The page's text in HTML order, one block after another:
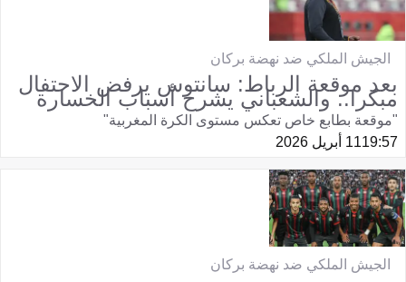
الجيش الملكي ضد نهضة بركان
بعد موقعة الرباط: سانتوس يرفض الاحتفال
مبكرا.. والشعباني يشرح أسباب الخسارة
"موقعة بطابع خاص تعكس مستوى الكرة المغربية"
19:5711 أبريل 2026
الجيش الملكي ضد نهضة بركان